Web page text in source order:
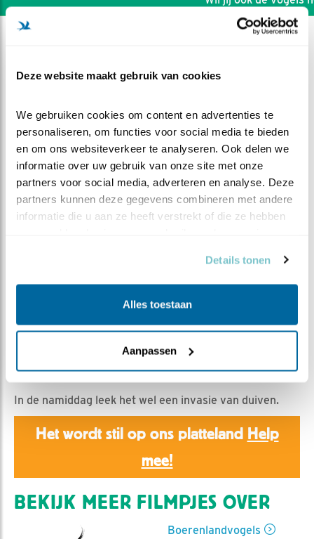
Deze website maakt gebruik van cookies
We gebruiken cookies om content en advertenties te
personaliseren, om functies voor social media te bieden
en om ons websiteverkeer te analyseren. Ook delen we
informatie over uw gebruik van onze site met onze
partners voor social media, adverteren en analyse. Deze
partners kunnen deze gegevens combineren met andere
informatie die u aan ze heeft verstrekt of die ze hebben
Details tonen
Alles toestaan
Aanpassen
Paaszaterdagdrukte
Vind ik leuk| Bewaar dit filmpje|
480x
Het was vanmorgen vroeg al een grote drukte rond het
nest.
In de namiddag leek het wel een invasie van duiven.
Het wordt stil op ons platteland Help
mee!
BEKIJK MEER FILMPJES OVER
Boerenlandvogels